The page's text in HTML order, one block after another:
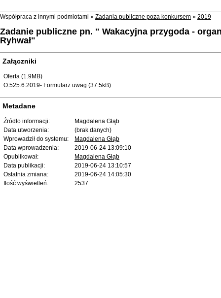
Współpraca z innymi podmiotami » Zadania publiczne poza konkursem » 2019
Zadanie publiczne pn. " Wakacyjna przygoda -
Ryhwał"
Załączniki
Oferta (1.9MB)
O.525.6.2019- Formularz uwag (37.5kB)
Metadane
Źródło informacji:
Magdalena Głąb
Data utworzenia:
(brak danych)
Wprowadził do systemu:
Magdalena Głąb
Data wprowadzenia:
2019-06-24 13:09:10
Opublikował:
Magdalena Głąb
Data publikacji:
2019-06-24 13:10:57
Ostatnia zmiana:
2019-06-24 14:05:30
Ilość wyświetleń:
2537